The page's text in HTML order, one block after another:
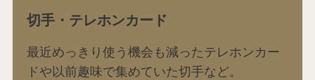
切手・テレホンカード
最近めっきり使う機会も減ったテレホンカー
ドや以前趣味で集めていた切手など。